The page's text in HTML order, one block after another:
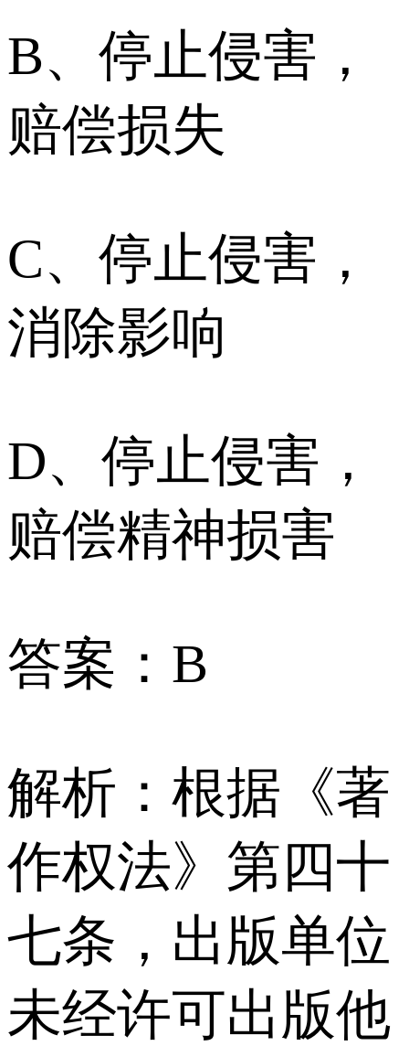
B、停止侵害，
赔偿损失
C、停止侵害，
消除影响
D、停止侵害，
赔偿精神损害
答案：B
解析：根据《著
作权法》第四十
七条，出版单位
未经许可出版他